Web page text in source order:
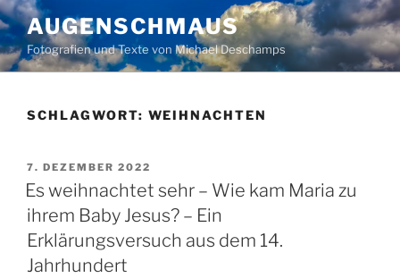
Zum
Inhalt
springen
AUGENSCHMAUS
Fotografien und Texte von Michael Deschamps
SCHLAGWORT: WEIHNACHTEN
VERÖFFENTLICHT
AM
7. DEZEMBER 2022
Es weihnachtet sehr – Wie kam Maria zu
ihrem Baby Jesus? – Ein
Erklärungsversuch aus dem 14.
Jahrhundert